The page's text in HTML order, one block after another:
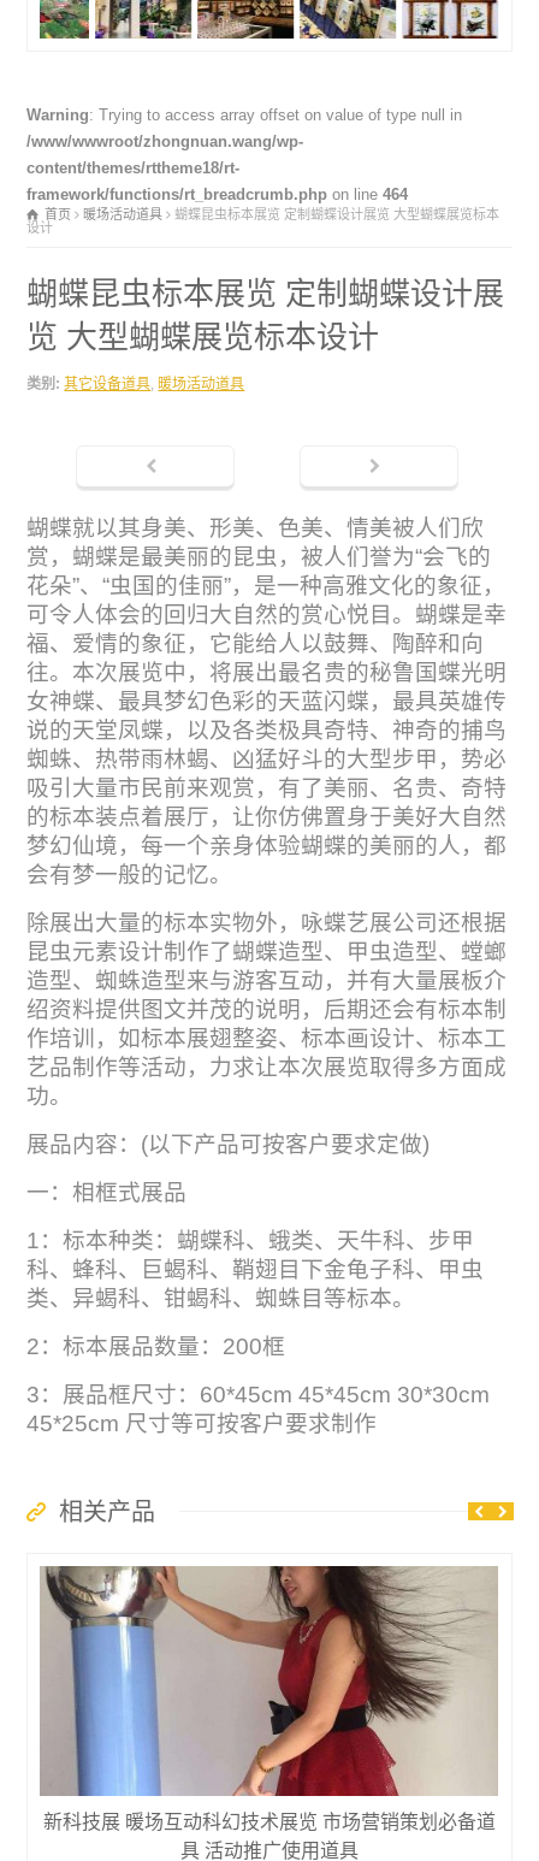
Warning: Trying to access array offset on value of type null in
/www/wwwroot/zhongnuan.wang/wp-
content/themes/rttheme18/rt-
framework/functions/rt_breadcrumb.php on line464
首页 暖场活动道具
蝴蝶昆虫标本展览 定制蝴蝶设计展览 大型蝴蝶展览标本
设计
蝴蝶昆虫标本展览 定制蝴蝶设计展
览 大型蝴蝶展览标本设计
类别: 其它设备道具, 暖场活动道具
蝴蝶就以其身美、形美、色美、情美被人们欣
赏，蝴蝶是最美丽的昆虫，被人们誉为“会飞的
花朵”、“虫国的佳丽”，是一种高雅文化的象征，
可令人体会的回归大自然的赏心悦目。蝴蝶是幸
福、爱情的象征，它能给人以鼓舞、陶醉和向
往。本次展览中，将展出最名贵的秘鲁国蝶光明
女神蝶、最具梦幻色彩的天蓝闪蝶，最具英雄传
说的天堂凤蝶，以及各类极具奇特、神奇的捕鸟
蜘蛛、热带雨林蝎、凶猛好斗的大型步甲，势必
吸引大量市民前来观赏，有了美丽、名贵、奇特
的标本装点着展厅，让你仿佛置身于美好大自然
梦幻仙境，每一个亲身体验蝴蝶的美丽的人，都
会有梦一般的记忆。
除展出大量的标本实物外，咏蝶艺展公司还根据
昆虫元素设计制作了蝴蝶造型、甲虫造型、螳螂
造型、蜘蛛造型来与游客互动，并有大量展板介
绍资料提供图文并茂的说明，后期还会有标本制
作培训，如标本展翅整姿、标本画设计、标本工
艺品制作等活动，力求让本次展览取得多方面成
功。
展品内容：(以下产品可按客户要求定做)
一：相框式展品
1：标本种类：蝴蝶科、蛾类、天牛科、步甲
科、蜂科、巨蝎科、鞘翅目下金龟子科、甲虫
类、异蝎科、钳蝎科、蜘蛛目等标本。
2：标本展品数量：200框
3：展品框尺寸：60*45cm 45*45cm 30*30cm
45*25cm 尺寸等可按客户要求制作
相关产品
新科技展 暖场互动科幻技术展览 市场营销策划必备道
具 活动推广使用道具